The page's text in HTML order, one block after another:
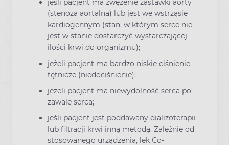
jeśli pacjent ma zwężenie zastawki aorty
(stenoza aortalna) lub jest we wstrząsie
kardiogennym (stan, w którym serce nie
jest w stanie dostarczyć wystarczającej
ilości krwi do organizmu);
jeżeli pacjent ma bardzo niskie ciśnienie
tętnicze (niedociśnienie);
jeżeli pacjent ma niewydolność serca po
zawale serca;
jeśli pacjent jest poddawany dializoterapii
lub filtracji krwi inną metodą. Zależnie od
stosowanego urządzenia, lek Co-